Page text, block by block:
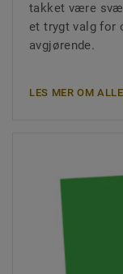
takket være
et trygt valg for
avgjørende.
LES MER OM